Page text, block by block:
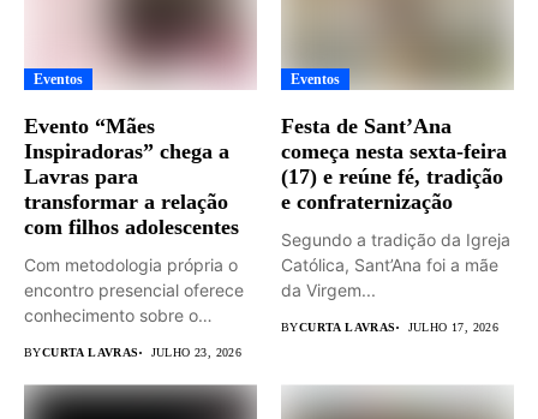
Eventos
Evento “Mães
Inspiradoras” chega a
Lavras para
transformar a relação
com filhos adolescentes
Com metodologia própria o
encontro presencial oferece
conhecimento sobre o
BYCURTA LAVRAS JULHO 23, 2026
Eventos
Festa de Sant’Ana
começa nesta sexta-feira
(17) e reúne fé, tradição
e confraternização
Segundo a tradição da Igreja
Católica, Sant’Ana foi a mãe
da Virgem...
BYCURTA LAVRAS JULHO 17, 2026